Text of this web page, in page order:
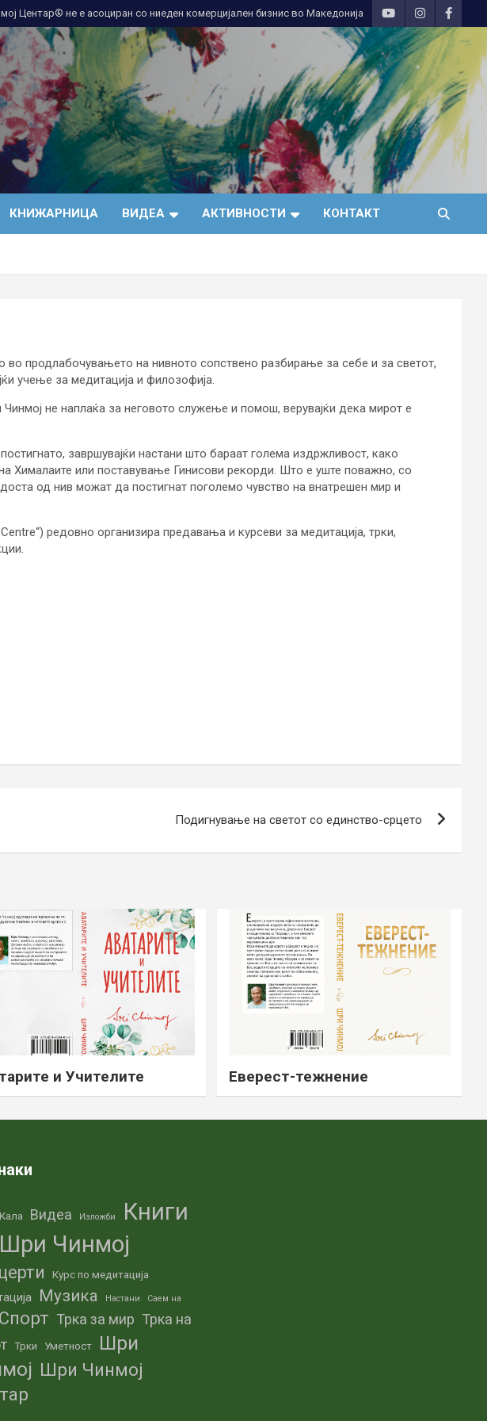
Центар® не е асоциран со ниеден комерцијален бизнис во Македонија
КНИЖАРНИЦА ВИДЕА АКТИВНОСТИ КОНТАКТ
продлабочувањето на нивното сопствено разбирање за себе и за светот,
учење за медитација и филозофија.
не наплаќа за неговото служење и помош, верувајќи дека мирот е
завршувајќи настани што бараат голема издржливост, како
Хималаите или поставување Гинисови рекорди. Што е уште поважно, со
од нив можат да постигнат поголемо чувство на внатрешен мир и
редовно организира предавања и курсеви за медитација, трки,
Подигнување на светот со единство-срцето
и Учителите Еверест-тежнение
Видеа Изложби
Книги
Чинмој
Курс по медитација
Музика Настани Саем на
Спорт Трка за мир Трка на
Трки Уметност
Шри
Шри Чинмој